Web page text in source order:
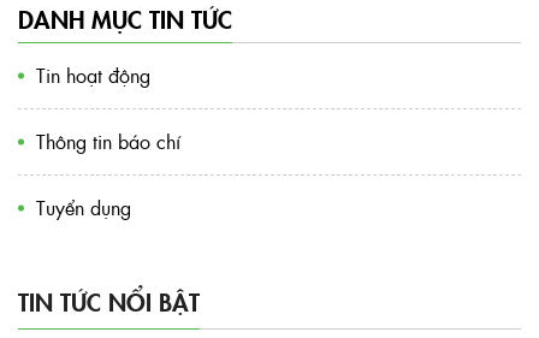
DANH MỤC TIN TỨC
Tin hoạt động
Thông tin báo chí
Tuyển dụng
TIN TỨC NỔI BẬT